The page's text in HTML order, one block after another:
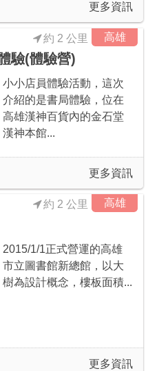
更多資訊
高雄
驗(體驗營)
約 2 公里
小小店員體驗活動，這次
介紹的是書局體驗，位在
高雄漢神百貨內的金石堂
漢神本館...
更多資訊
高雄
約 2 公里
2015/1/1正式營運的高雄
市立圖書館新總館，以大
樹為設計概念，樓板面積...
更多資訊